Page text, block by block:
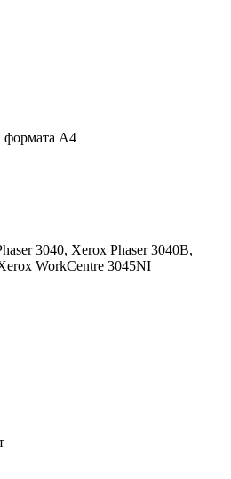
формата А4
3040, Xerox Phaser 3040B,
WorkCentre 3045NI